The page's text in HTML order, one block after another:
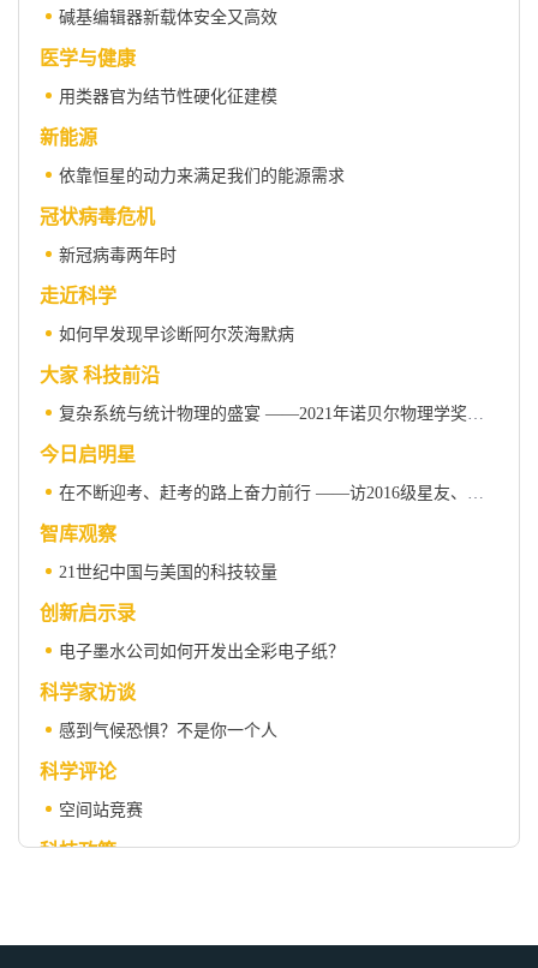
碱基编辑器新载体安全又高效
医学与健康
用类器官为结节性硬化征建模
新能源
依靠恒星的动力来满足我们的能源需求
冠状病毒危机
新冠病毒两年时
走近科学
如何早发现早诊断阿尔茨海默病
大家 科技前沿
今日启明星
智库观察
21世纪中国与美国的科技较量
创新启示录
电子墨水公司如何开发出全彩电子纸？
科学家访谈
感到气候恐惧？不是你一个人
科学评论
空间站竞赛
科技政策